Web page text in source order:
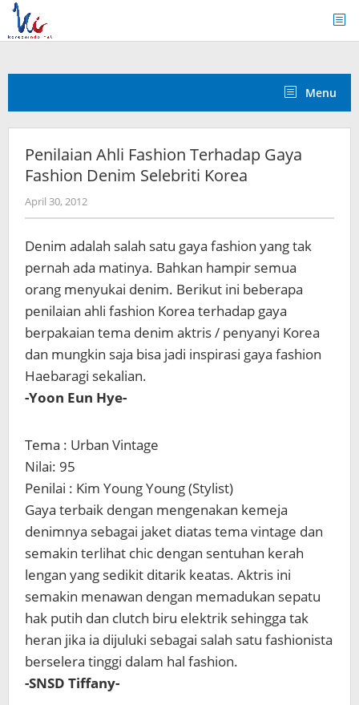
Skip
content
Menu
Penilaian Ahli Fashion Terhadap Gaya
Fashion Denim Selebriti Korea
April 30, 2012by
Koreanindo
Denim adalah salah satu gaya fashion yang tak
pernah ada matinya. Bahkan hampir semua
orang menyukai denim. Berikut ini beberapa
penilaian ahli fashion Korea terhadap gaya
berpakaian tema denim aktris / penyanyi Korea
dan mungkin saja bisa jadi inspirasi gaya fashion
Haebaragi sekalian.
-Yoon Eun Hye-
Tema : Urban Vintage
Nilai: 95
Penilai : Kim Young Young (Stylist)
Gaya terbaik dengan mengenakan kemeja
denimnya sebagai jaket diatas tema vintage dan
semakin terlihat chic dengan sentuhan kerah
lengan yang sedikit ditarik keatas. Aktris ini
semakin menawan dengan memadukan sepatu
hak putih dan clutch biru elektrik sehingga tak
heran jika ia dijuluki sebagai salah satu fashionista
berselera tinggi dalam hal fashion.
-SNSD Tiffany-